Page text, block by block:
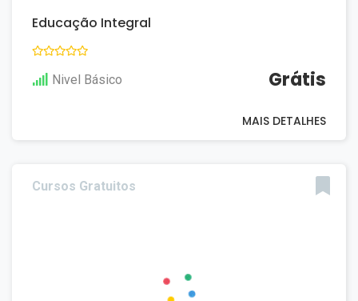
Educação Integral
Nivel Básico Grátis
MAIS DETALHES
Cursos Gratuitos